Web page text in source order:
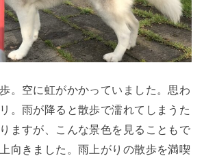
。空に虹がかかっていました。思わ
。雨が降ると散歩で濡れてしまうた
ますが、こんな景色を見ることもで
向きました。雨上がりの散歩を満喫